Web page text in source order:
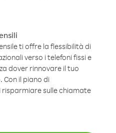
ti offre la flessibilità di
verso i telefoni fissi e
dover rinnovare il tuo
Con il piano di
sulle chiamate